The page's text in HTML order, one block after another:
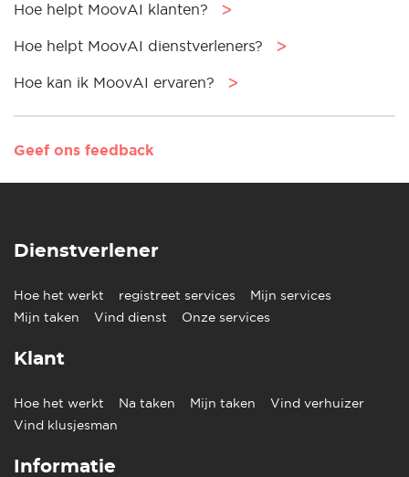
Hoe helpt MoovAI klanten? ᐳ
Hoe helpt MoovAI dienstverleners? ᐳ
Hoe kan ik MoovAI ervaren? ᐳ
Geef ons feedback
Dienstverlener
Hoe het werkt registreet services
Mijn services
Mijn taken
Vind dienst Onze services
Klant
Hoe het werkt Na taken Mijn taken
Vind verhuizer
Vind klusjesman
Informatie